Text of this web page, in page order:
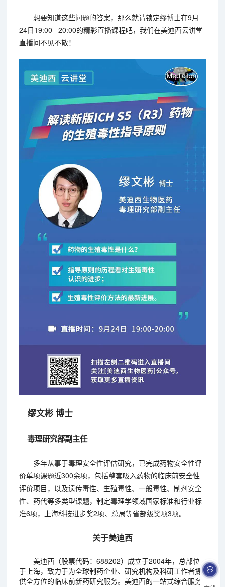
想要知道这些问题的答案，那么就请锁定缪博士在9月
24日19:00– 20:00的精彩直播课程吧，我们在美迪西云讲堂
直播间不见不散！
缪文彬 博士
毒理研究部副主任
多年从事于毒理安全性评估研究，已完成药物安全性评
价单项课题近300余项，包括整套吸入药物的临床前安全性
评价项目，以及遗传毒性、生殖毒性、一般毒性、制剂安全
性、药代等多类型课题，制定毒理学领域国家标准和行业标
准6项，上海科技进步奖2项、总局等省部级奖项3项。
关于美迪西
美迪西（股票代码：688202）成立于2004年，总部位
于上海，致力于为全球制药企业、研究机构及科研工作者提
供全方位的临床前新药研究服务。美迪西的一站式综合服务